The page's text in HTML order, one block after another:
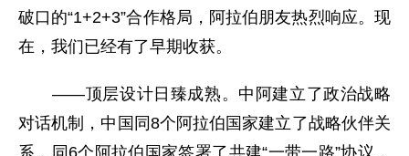
破口的“1+2+3”合作格局，阿拉伯朋友热烈响应。现
在，我们已经有了早期收获。
——顶层设计日臻成熟。中阿建立了政治战略
对话机制，中国同8个阿拉伯国家建立了战略伙伴关
系，同6个阿拉伯国家签署了共建“一带一路”协议，